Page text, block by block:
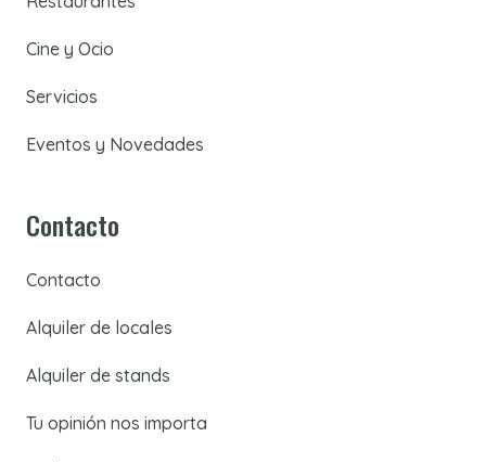
Cine y Ocio
Servicios
Eventos y Novedades
Contacto
Contacto
Alquiler de locales
Alquiler de stands
Tu opinión nos importa